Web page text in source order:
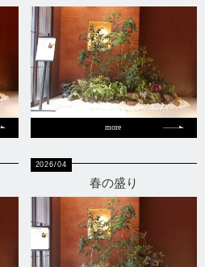
more
2026/04
春の盛り